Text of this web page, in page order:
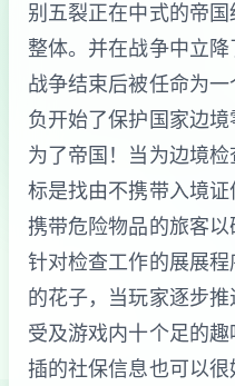
别五裂正在中式的帝
整体。并在战争中立
战争结束后被任命为
负开始了保护国家边
为了帝国！当为边境
标是找由不携带入境
携带危险物品的旅客以
针对检查工作的展展
的花子，当玩家逐步
受及游戏内十个足的
插的社保信息也可以